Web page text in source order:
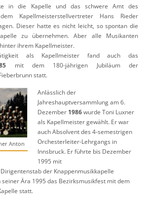
in die Kapelle und das schwere Amt des
Kapellmeisterstellvertreter Hans Rieder
Dieser hatte es nicht leicht, so spontan die
zu übernehmen. Aber alle Musikanten
ihrem Kapellmeister.
als Kapellmeister fand auch das
mit dem 180-jährigen Jubiläum der
statt.
Anton
Anlässlich der
Jahreshauptversammlung am 6.
Dezember 1986wurde Toni Luxner
als Kapellmeister gewählt. Er war
auch Absolvent des 4-semestrigen
Orchesterleiter-Lehrgangs in
Innsbruck. Er führte bis Dezember
1995 mit
der Knappenmusikkapelle
seiner Ära 1995 das Bezirksmusikfest mit dem
statt.